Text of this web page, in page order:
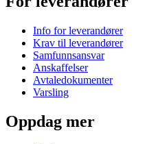
Info for leverandører
Krav til leverandører
Samfunnsansvar
Anskaffelser
Avtaledokumenter
Varsling
Oppdag mer